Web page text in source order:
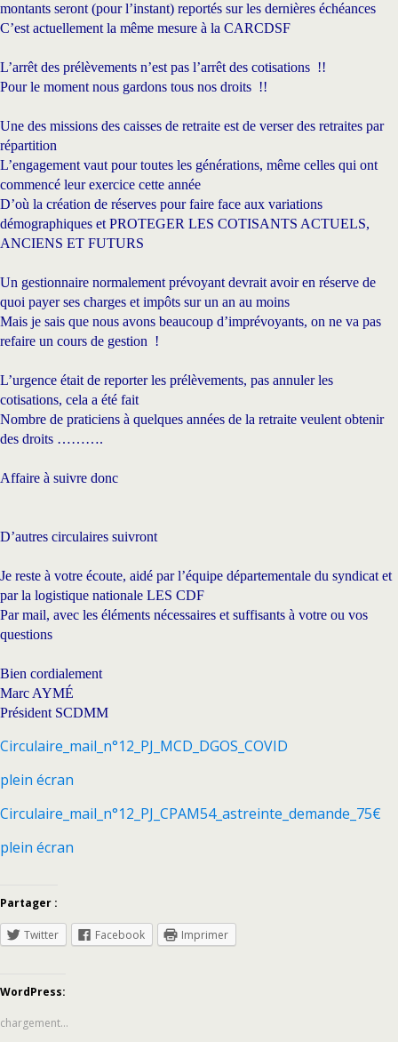
montants seront (pour l’instant) reportés sur les dernières échéances
C’est actuellement la même mesure à la CARCDSF
L’arrêt des prélèvements n’est pas l’arrêt des cotisations !!
Pour le moment nous gardons tous nos droits !!
Une des missions des caisses de retraite est de verser des retraites par
répartition
L’engagement vaut pour toutes les générations, même celles qui ont
commencé leur exercice cette année
D’où la création de réserves pour faire face aux variations
démographiques et PROTEGER LES COTISANTS ACTUELS,
ANCIENS ET FUTURS
Un gestionnaire normalement prévoyant devrait avoir en réserve de
quoi payer ses charges et impôts sur un an au moins
Mais je sais que nous avons beaucoup d’imprévoyants, on ne va pas
refaire un cours de gestion !
L’urgence était de reporter les prélèvements, pas annuler les
cotisations, cela a été fait
Nombre de praticiens à quelques années de la retraite veulent obtenir
des droits ……….
Affaire à suivre donc
D’autres circulaires suivront
Je reste à votre écoute, aidé par l’équipe départementale du syndicat et
par la logistique nationale LES CDF
Par mail, avec les éléments nécessaires et suffisants à votre ou vos
questions
Bien cordialement
Marc AYMÉ
Président SCDMM
Circulaire_mail_n°12_PJ_MCD_DGOS_COVID
plein écran
Circulaire_mail_n°12_PJ_CPAM54_astreinte_demande_75€
plein écran
Partager :
Twitter Facebook Imprimer
WordPress:
chargement…